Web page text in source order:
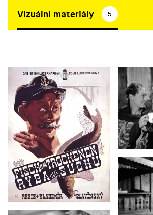
Vizuální materiály 5